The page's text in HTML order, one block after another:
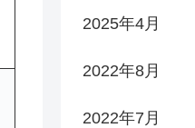
2025年4月
2022年8月
2022年7月